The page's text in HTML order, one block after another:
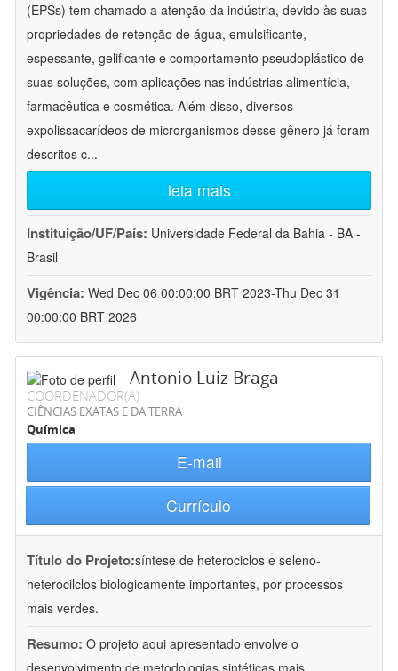
(EPSs) tem chamado a atenção da indústria, devido às suas
propriedades de retenção de água, emulsificante,
espessante, gelificante e comportamento pseudoplástico de
suas soluções, com aplicações nas indústrias alimentícia,
farmacêutica e cosmética. Além disso, diversos
expolissacarídeos de microrganismos desse gênero já foram
descritos c...
leia mais
Instituição/UF/País: Universidade Federal da Bahia - BA -
Brasil
Vigência: Wed Dec 06 00:00:00 BRT 2023-Thu Dec 31
00:00:00 BRT 2026
Antonio Luiz Braga
COORDENADOR(A)
CIÊNCIAS EXATAS E DA TERRA
Química
E-mail
Currículo
Título do Projeto:síntese de heterociclos e seleno-
heterocilclos biologicamente importantes, por processos
mais verdes.
Resumo: O projeto aqui apresentado envolve o